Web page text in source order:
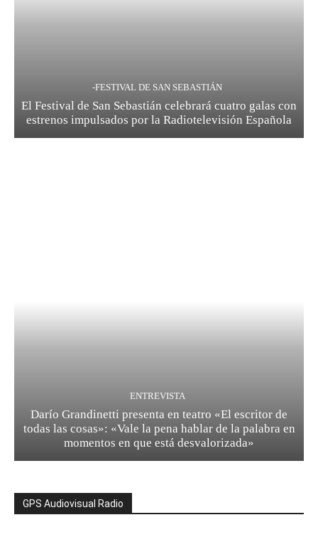
-FESTIVAL DE SAN SEBASTIÁN
El Festival de San Sebastián celebrará cuatro galas con
estrenos impulsados por la Radiotelevisión Española
ENTREVISTA
Darío Grandinetti presenta en teatro «El escritor de
todas las cosas»: «Vale la pena hablar de la palabra en
momentos en que está desvalorizada»
GPS Audiovisual Radio